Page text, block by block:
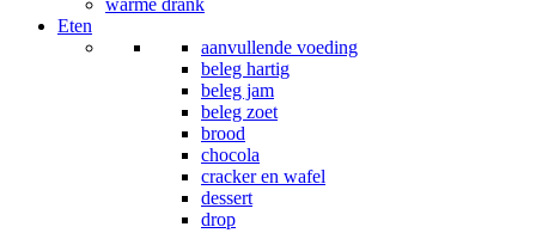
warme drank
Eten
aanvullende voeding
beleg hartig
beleg jam
beleg zoet
brood
chocola
cracker en wafel
dessert
drop